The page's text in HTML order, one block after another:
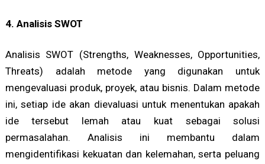
4. Analisis SWOT
Analisis SWOT (Strengths, Weaknesses, Opportunities,
Threats) adalah metode yang digunakan untuk
mengevaluasi produk, proyek, atau bisnis. Dalam metode
ini, setiap ide akan dievaluasi untuk menentukan apakah
ide tersebut lemah atau kuat sebagai solusi
permasalahan. Analisis ini membantu dalam
mengidentifikasi kekuatan dan kelemahan, serta peluang